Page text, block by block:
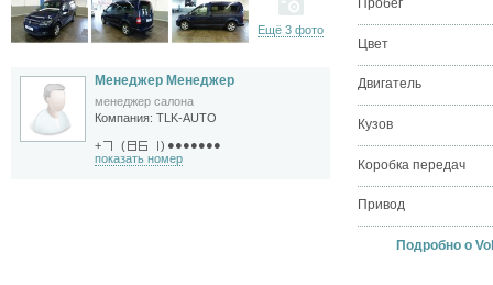
Ещё 3 фото
Менеджер Менеджер
менеджер салона
Компания: TLK-AUTO
+ ( ) ●●●●●●●
показать номер
Пробег
Цвет
Двигатель
Кузов
Коробка передач
Привод
Подробно о